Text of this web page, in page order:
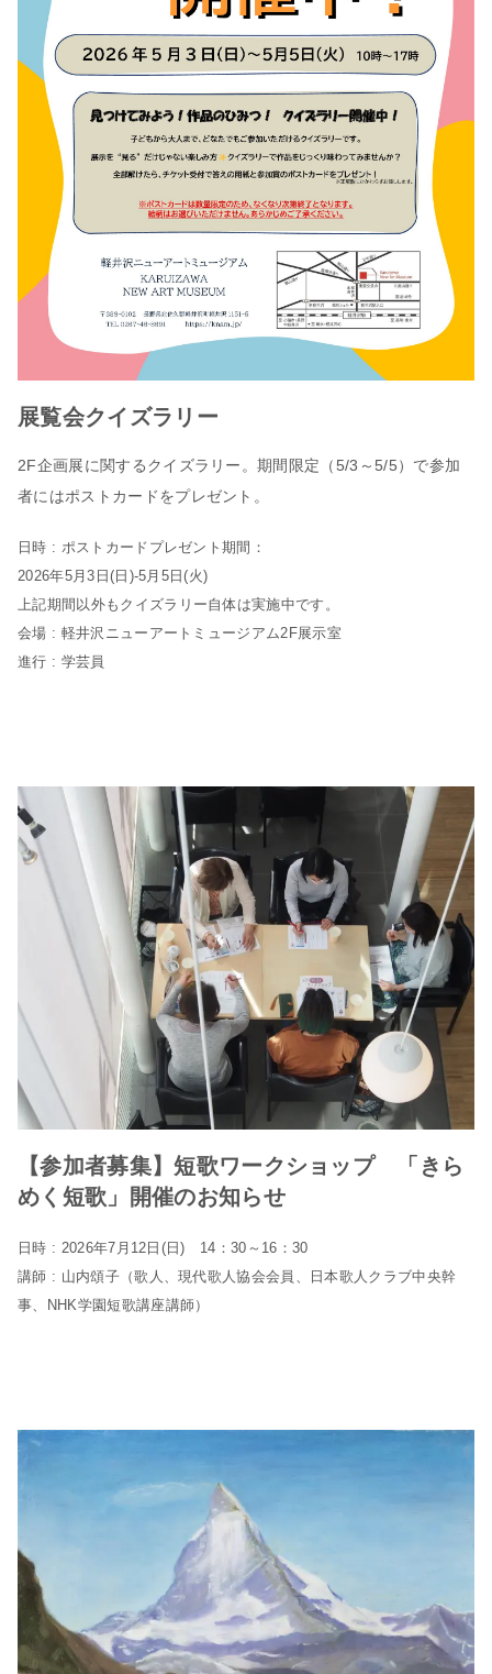
展覧会クイズラリー
2F企画展に関するクイズラリー。期間限定（5/3～5/5）で参加
者にはポストカードをプレゼント。
日時 : ポストカードプレゼント期間：
2026年5月3日(日)-5月5日(火)
上記期間以外もクイズラリー自体は実施中です。
会場 : 軽井沢ニューアートミュージアム2F展示室
進行 : 学芸員
【参加者募集】短歌ワークショップ 「きら
めく短歌」開催のお知らせ
日時 : 2026年7月12日(日) 14：30～16：30
講師 : 山内頌子（歌人、現代歌人協会会員、日本歌人クラブ中央幹
事、NHK学園短歌講座講師）